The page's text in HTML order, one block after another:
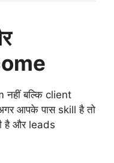
बल्कि client
आपके पास skill है तो
है और leads